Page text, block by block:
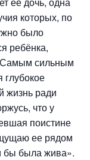
которых, по
было
ребёнка,
сильным
глубокое
жизнь ради
что у
поистине
ее рядом
бы была жива».